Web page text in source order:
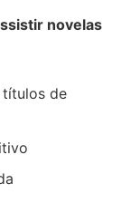
novelas
títulos de